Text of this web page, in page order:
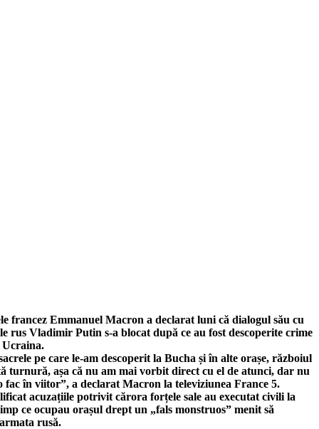
francez Emmanuel Macron a declarat luni că dialogul său cu
rus Vladimir Putin s-a blocat după ce au fost descoperite crime
Ucraina.
pe care le-am descoperit la Bucha și în alte orașe, războiul
turnură, așa că nu am mai vorbit direct cu el de atunci, dar nu
fac în viitor”, a declarat Macron la televiziunea France 5.
acuzațiile potrivit cărora forțele sale au executat civili la
ce ocupau orașul drept un „fals monstruos” menit să
rusă.